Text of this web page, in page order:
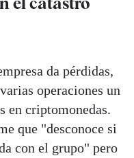
da pérdidas,
operaciones un
en criptomonedas.
que "desconoce si
con el grupo" pero